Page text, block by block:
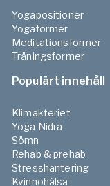
Yogapositioner
Yogaformer
Meditationsformer
Träningsformer
Populärt innehåll
Klimakteriet
Yoga Nidra
Sömn
Rehab & prehab
Stresshantering
Kvinnohälsa